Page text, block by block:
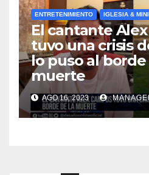
ENTRETENIMIENTO IGLESIA &
El cantante
tuvo una crisis
lo puso al borde
muerte
AGO 16, 2023